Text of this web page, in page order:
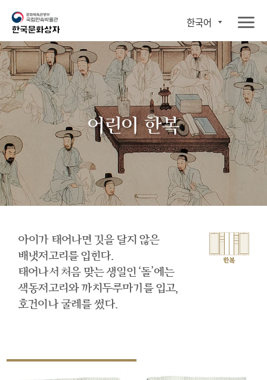
한국어
어린이 한복
아이가 태어나면 깃을 달지 않은
배냇저고리를 입힌다.
태어나서 처음 맞는 생일인 ‘돌’에는
색동저고리와 까치두루마기를 입고,
호건이나 굴레를 썼다.
한복